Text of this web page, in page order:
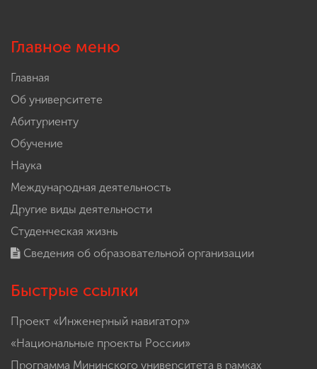
Главное меню
Главная
Об университете
Абитуриенту
Обучение
Наука
Международная деятельность
Другие виды деятельности
Студенческая жизнь
Сведения об образовательной организации
Быстрые ссылки
Проект «Инженерный навигатор»
«Национальные проекты России»
Программа Мининского университета в рамках